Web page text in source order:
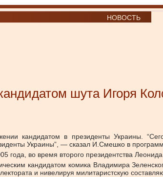
НОВОСТЬ
шута Игоря
кандидатом в президенты Украины.
Украины”, — сказал И.Смешко в
года, во время второго президентства
кандидатом комика Владимира
и нивелируя милитаристскую